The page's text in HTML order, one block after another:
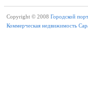
Copyright © 2008 Городской
Коммерческая недвижимость